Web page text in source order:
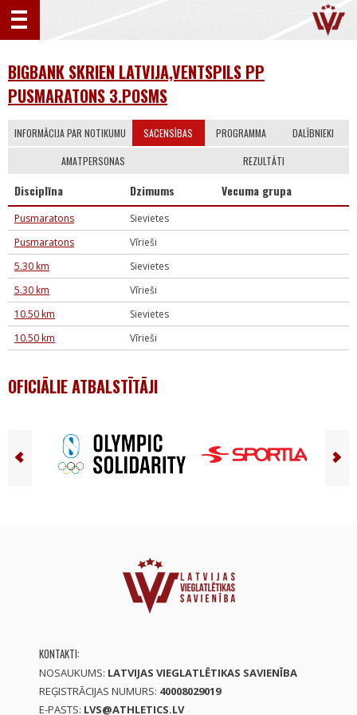
BIGBANK SKRIEN LATVIJA,VENTSPILS PP
PUSMARATONS 3.POSMS
INFORMĀCIJA PAR NOTIKUMU SACENSĪBAS PROGRAMMA DALĪBNIEKI
AMATPERSONAS REZULTĀTI
Disciplīna Dzimums Vecuma grupa
Pusmaratons
Sievietes
Pusmaratons
Vīrieši
5.30 km
Sievietes
5.30 km
Vīrieši
10.50 km
Sievietes
10.50 km
Vīrieši
OFICIĀLIE ATBALSTĪTĀJI
KONTAKTI:
NOSAUKUMS: LATVIJAS VIEGLATLĒTIKAS SAVIENĪBA
REĢISTRĀCIJAS NUMURS: 40008029019
E-PASTS: LVS@ATHLETICS.LV